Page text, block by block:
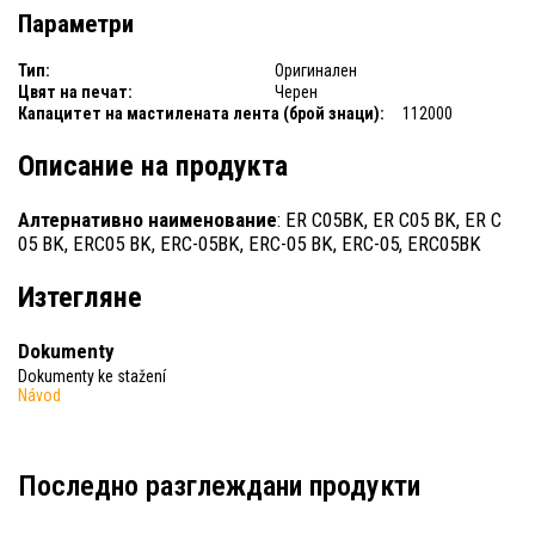
Параметри
Тип:
Оригинален
Цвят на печат:
Черен
Капацитет на мастилената лента (брой знаци):
112000
Описание на продукта
Алтернативно наименование: ER C05BK, ER C05 BK, ER C
05 BK, ERC05 BK, ERC-05BK, ERC-05 BK, ERC-05, ERC05BK
Изтегляне
Dokumenty
Dokumenty ke stažení
Návod
Последно разглеждани продукти